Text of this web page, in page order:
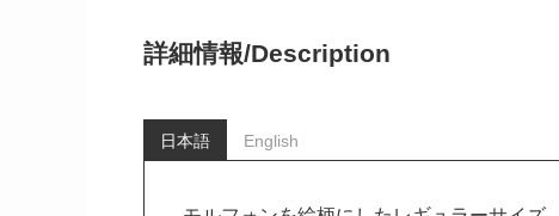
詳細情報/Description
日本語 English